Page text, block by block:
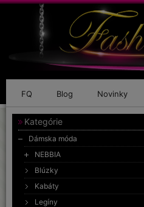
FQ Blog Novinky
Kategórie
Dámska móda
NEBBIA
Blúzky
Kabáty
Legíny